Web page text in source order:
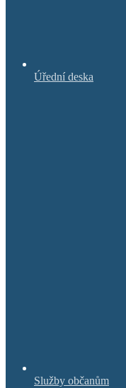
Úřední deska
Služby občanům